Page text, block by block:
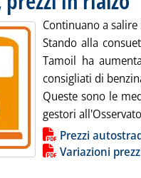
Continuano a
Stando alla
Tamoil ha
consigliati di
Queste sono le
gestori
alla notizia
Prezzi
Variazioni